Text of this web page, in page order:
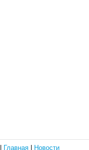
Главная Новости